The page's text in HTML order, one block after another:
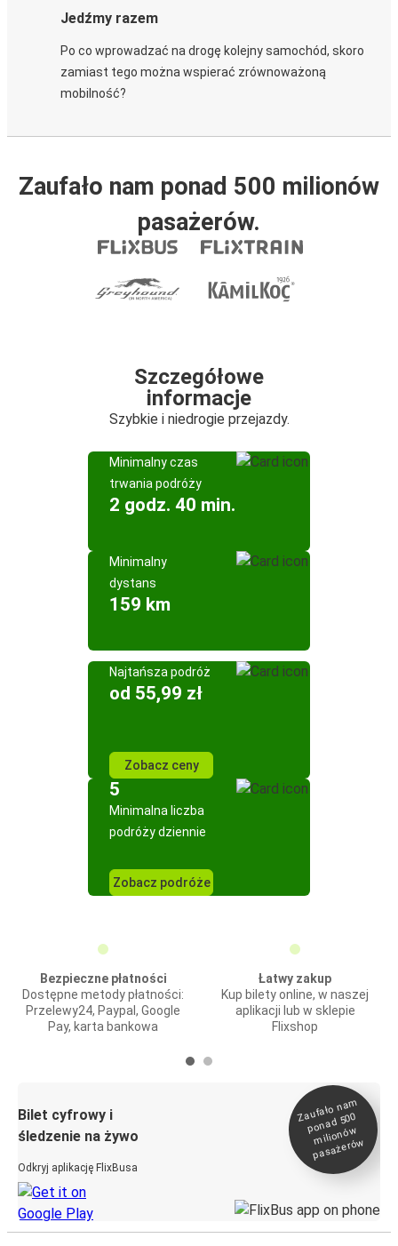
Jedźmy razem
Po co wprowadzać na drogę kolejny samochód, skoro
zamiast tego można wspierać zrównoważoną
mobilność?
Zaufało nam ponad 500 milionów
pasażerów.
Szczegółowe
informacje
Szybkie i niedrogie przejazdy.
Minimalny czas
trwania podróży
2 godz. 40 min.
Minimalny
dystans
159 km
Najtańsza podróż
od 55,99 zł
Zobacz ceny
5
Minimalna liczba
podróży dziennie
Zobacz podróże
Bezpieczne płatności
Dostępne metody płatności:
Przelewy24, Paypal, Google
Pay, karta bankowa
Łatwy zakup
Kup bilety online, w naszej
aplikacji lub w sklepie
Flixshop
Bilet cyfrowy i
śledzenie na żywo
Odkryj aplikację FlixBusa
Zaufało na
m
ponad 500
milionó
w
pasażeró
w